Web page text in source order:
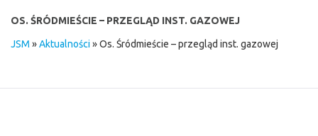
v
OS. ŚRÓDMIEŚCIE – PRZEGLĄD INST. GAZOWEJ
JSM »Aktualności»Os. Śródmieście – przegląd inst. gazowej